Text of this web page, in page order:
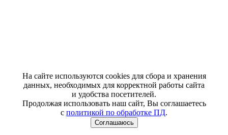
На сайте используются cookies для сбора и хранения
данных, необходимых для корректной работы сайта
и удобства посетителей.
Продолжая использовать наш сайт, Вы соглашаетесь
с политикой по обработке ПД.
Соглашаюсь